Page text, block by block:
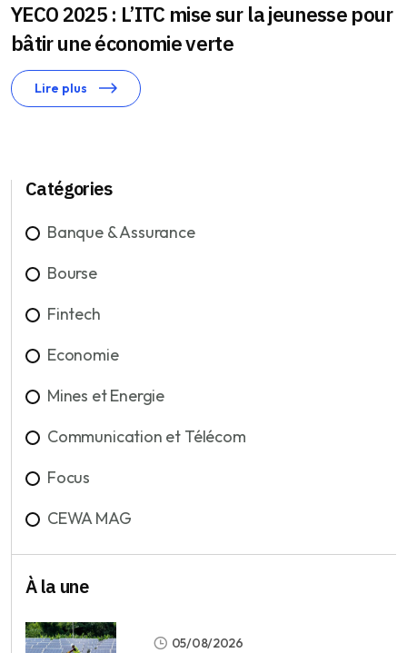
YECO 2025 : L’ITC mise sur la jeunesse pour
bâtir une économie verte
Lire plus
Catégories
Banque & Assurance
Bourse
Fintech
Economie
Mines et Energie
Communication et Télécom
Focus
CEWA MAG
À la une
05/08/2026